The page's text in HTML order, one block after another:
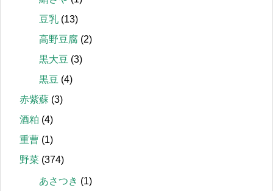
豆乳 (13)
高野豆腐 (2)
黒大豆 (3)
黒豆 (4)
赤紫蘇 (3)
酒粕 (4)
重曹 (1)
野菜 (374)
あさつき (1)